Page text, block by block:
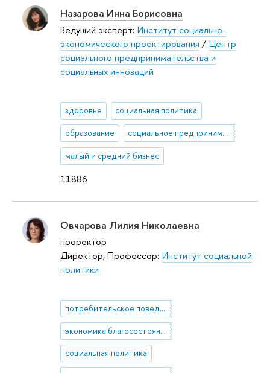
11886
Назарова Инна Борисовна
Ведущий эксперт: Институт социально-
экономического проектирования /Центр
социального предпринимательства и
социальных инноваций
здоровье социальная политика
образование социальное предпринимательство
малый и средний бизнес
Овчарова Лилия Николаевна
проректор
Директор, Профессор: Институт социальной
политики
потребительское поведение населения
экономика благосостояния
социальная политика